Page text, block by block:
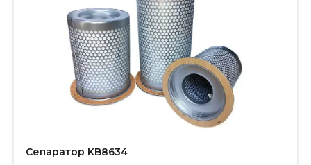
Сепаратор KB8634